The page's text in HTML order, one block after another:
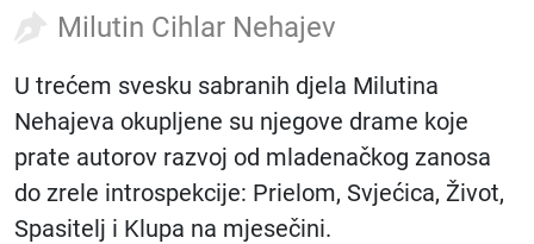
Milutin Cihlar Nehajev
U trećem svesku sabranih djela Milutina
Nehajeva okupljene su njegove drame koje
prate autorov razvoj od mladenačkog zanosa
do zrele introspekcije: Prielom, Svjećica, Život,
Spasitelj i Klupa na mjesečini.